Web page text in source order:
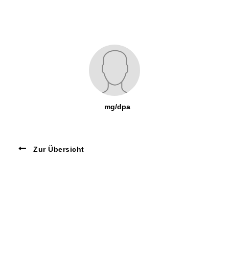
mg/dpa
Zur Übersicht